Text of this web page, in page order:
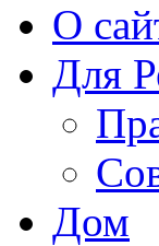
О
Для
Дом